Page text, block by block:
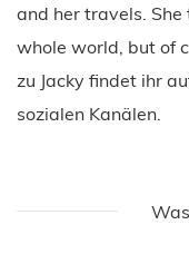
and her travels.
whole world, but of
zu Jacky findet ihr
sozialen Kanälen.